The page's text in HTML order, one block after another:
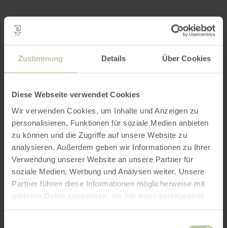
Zustimmung Details Über Cookies
Diese Webseite verwendet Cookies
Wir verwenden Cookies, um Inhalte und Anzeigen zu
personalisieren, Funktionen für soziale Medien anbieten
zu können und die Zugriffe auf unsere Website zu
analysieren. Außerdem geben wir Informationen zu Ihrer
Verwendung unserer Website an unsere Partner für
soziale Medien, Werbung und Analysen weiter. Unsere
Partner führen diese Informationen möglicherweise mit
weiteren Daten zusammen, die Sie ihnen bereitgestellt